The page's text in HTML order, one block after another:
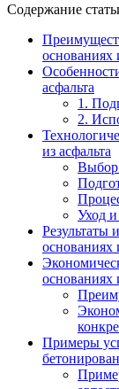
Содержание
основаниях
асфальта
1.
2.
из асфальта
Выбор
Уход
Результаты
основаниях
основаниях
Примеры